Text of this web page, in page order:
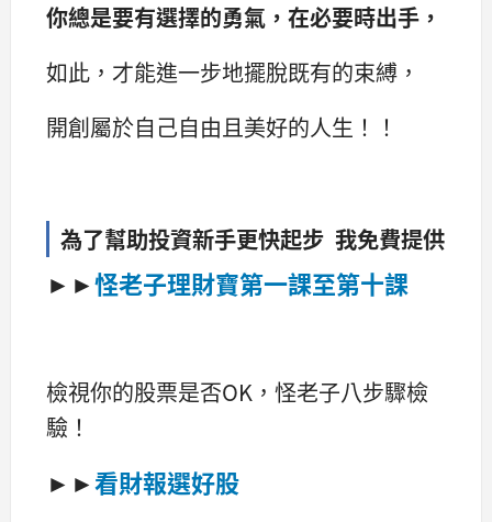
你總是要有選擇的勇氣，在必要時出手，
如此，才能進一步地擺脫既有的束縛，
開創屬於自己自由且美好的人生！！
為了幫助投資新手更快起步 我免費提供
►►怪老子理財寶第一課至第十課
檢視你的股票是否OK，怪老子八步驟檢
驗！
►►看財報選好股